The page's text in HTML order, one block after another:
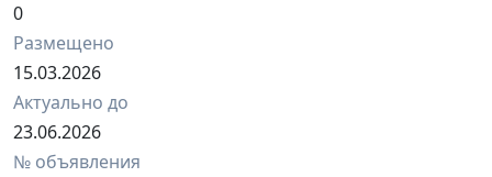
0
Размещено
15.03.2026
Актуально до
23.06.2026
№ объявления